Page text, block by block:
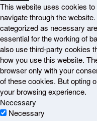
This website uses cookies
navigate through the
categorized as necessary
essential for the working of
also use third-party cookies
how you use this website.
browser only with your
of these cookies. But opting
your browsing experience.
Necessary
Necessary